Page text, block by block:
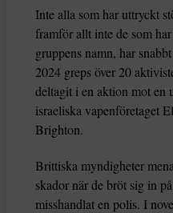
Inte alla som har uttryckt
framför allt inte de som
gruppens namn, har
2024 greps över 20
deltagit i en aktion mot en
israeliska vapenföretaget
Brighton.
Brittiska myndigheter
skador när de bröt sig in
misshandlat en polis. I